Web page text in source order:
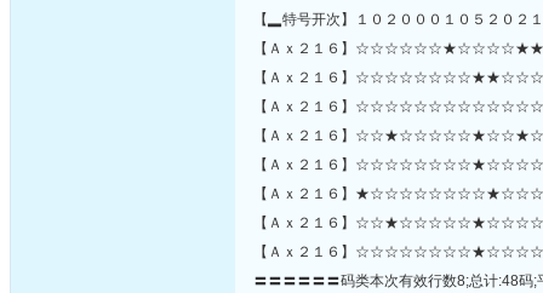
【▂特号开次】１０２０００１０５２０２
【Ａｘ２１６】
【Ａｘ２１６】
【Ａｘ２１６】
【Ａｘ２１６】
【Ａｘ２１６】
【Ａｘ２１６】
【Ａｘ２１６】
【Ａｘ２１６】
〓〓〓〓〓〓码类本次有效行数8;总计:48码